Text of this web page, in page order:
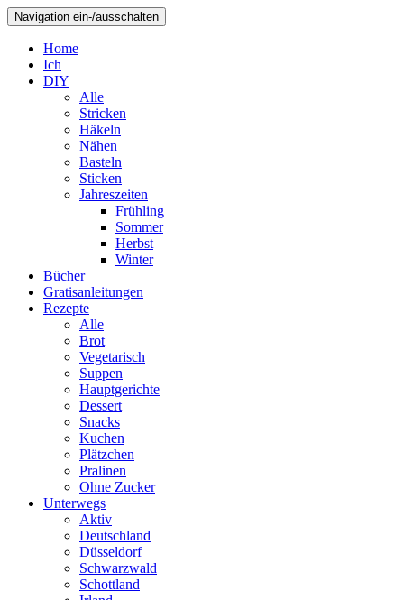
Navigation ein-/ausschalten
Home
Ich
DIY
Alle
Stricken
Häkeln
Nähen
Basteln
Sticken
Jahreszeiten
Frühling
Sommer
Herbst
Winter
Bücher
Gratisanleitungen
Rezepte
Alle
Brot
Vegetarisch
Suppen
Hauptgerichte
Dessert
Snacks
Kuchen
Plätzchen
Pralinen
Ohne Zucker
Unterwegs
Aktiv
Deutschland
Düsseldorf
Schwarzwald
Schottland